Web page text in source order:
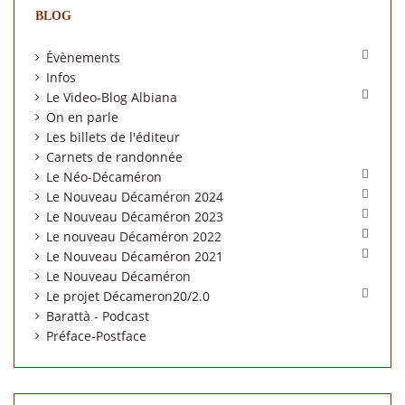
BLOG
Évènements 
Infos
Le Video-Blog Albiana

On en parle
Les billets de l'éditeur
Carnets de randonnée
Le Néo-Décaméron

Le Nouveau Décaméron 2024 
Le Nouveau Décaméron 2023 
Le nouveau Décaméron 2022 
Le Nouveau Décaméron 2021 
Le Nouveau Décaméron
Le projet Décameron20/2.0

Barattà - Podcast
Préface-Postface